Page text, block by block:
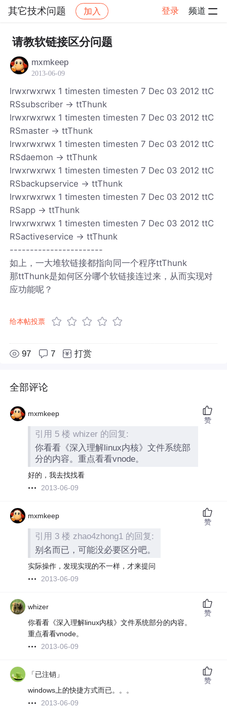
其它技术问题 加入 登录 频道
社区 其它技术问题 帖子详情
请教软链接区分问题
mxmkeep
2013-06-09
lrwxrwxrwx 1 timesten timesten 7 Dec 03 2012 ttC
RSsubscriber -> ttThunk
lrwxrwxrwx 1 timesten timesten 7 Dec 03 2012 ttC
RSmaster -> ttThunk
lrwxrwxrwx 1 timesten timesten 7 Dec 03 2012 ttC
RSdaemon -> ttThunk
lrwxrwxrwx 1 timesten timesten 7 Dec 03 2012 ttC
RSbackupservice -> ttThunk
lrwxrwxrwx 1 timesten timesten 7 Dec 03 2012 ttC
RSapp -> ttThunk
lrwxrwxrwx 1 timesten timesten 7 Dec 03 2012 ttC
RSactiveservice -> ttThunk
-----------------------
如上，一大堆软链接都指向同一个程序ttThunk
那ttThunk是如何区分哪个软链接连过来，从而实现对
应功能呢？
给本帖投票
97 7 打赏
全部评论
mxmkeep
引用 5 楼 whizer 的回复:
你看看《深入理解linux内核》文件系统部
分的内容。重点看看vnode。
好的，我去找找看
2013-06-09
赞
mxmkeep
引用 3 楼 zhao4zhong1 的回复:
别名而已，可能没必要区分吧。
实际操作，发现实现的不一样，才来提问
2013-06-09
赞
whizer
你看看《深入理解linux内核》文件系统部分的内容。
重点看看vnode。
2013-06-09
赞
「已注销」
windows上的快捷方式而已。。。
2013-06-09
赞